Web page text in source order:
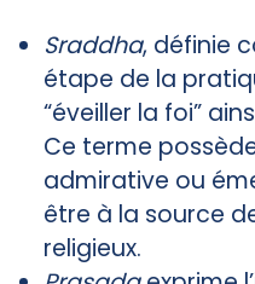
Sraddha, définie
étape de la
“éveiller la foi”
Ce terme
admirative ou
être à la source
religieux.